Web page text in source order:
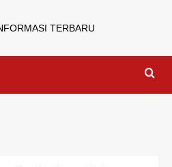
TERBARU